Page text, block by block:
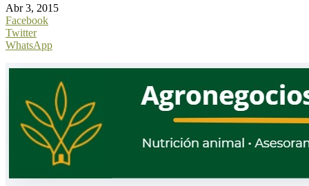
Abr 3, 2015
Facebook
Twitter
WhatsApp